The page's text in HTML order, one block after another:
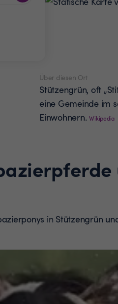
Über diesen Ort
Stützengrün, oft
eine Gemeinde im
Einwohnern. Wikipedia
in Stützengrün